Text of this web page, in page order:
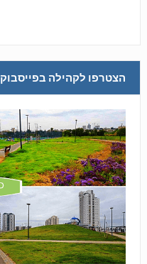
הצטרפו לקהילה בפייסבוק